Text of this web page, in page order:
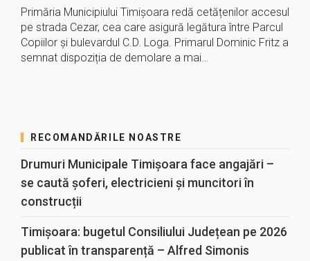
Primăria Municipiului Timișoara redă cetățenilor accesul
pe strada Cezar, cea care asigură legătura între Parcul
Copiilor și bulevardul C.D. Loga. Primarul Dominic Fritz a
semnat dispoziția de demolare a mai…
RECOMANDĂRILE NOASTRE
Drumuri Municipale Timișoara face angajări –
se caută șoferi, electricieni și muncitori în
construcții
Timișoara: bugetul Consiliului Județean pe 2026
publicat în transparență – Alfred Simonis